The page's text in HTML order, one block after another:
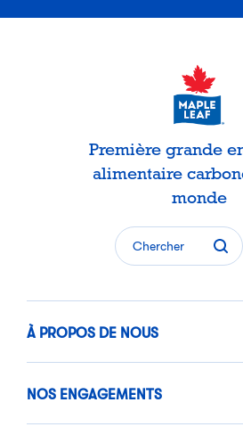
Première grande
alimentaire
monde
Chercher
À PROPOS DE NOUS
NOS ENGAGEMENTS